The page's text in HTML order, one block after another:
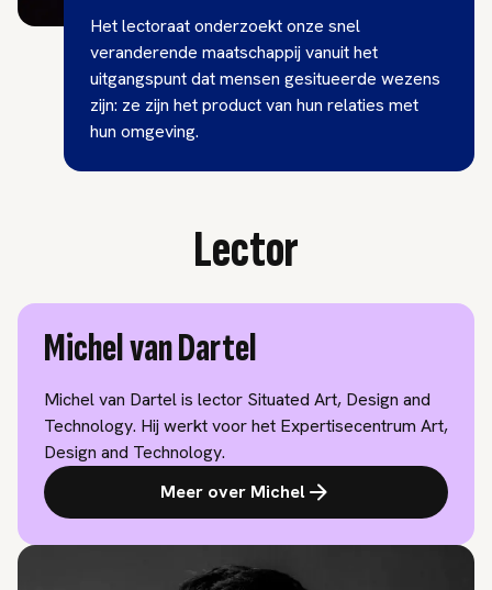
Het lectoraat onderzoekt onze snel
veranderende maatschappij vanuit het
uitgangspunt dat mensen gesitueerde wezens
zijn: ze zijn het product van hun relaties met
hun omgeving.
Lector
Michel van Dartel
Michel van Dartel is lector Situated Art, Design and
Technology. Hij werkt voor het Expertisecentrum Art,
Design and Technology.
Meer over Michel